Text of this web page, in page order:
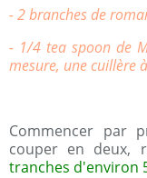
- 2 branches de
- 1/4 tea spoon de
mesure, une cuillère
Commencer par
couper en deux,
tranches d'environ